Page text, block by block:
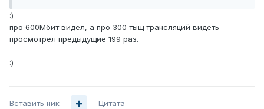
:)
про 600Мбит видел, а про 300 тыщ трансляций видеть
просмотрел предыдущие 199 раз.
:)
Вставить ник Цитата